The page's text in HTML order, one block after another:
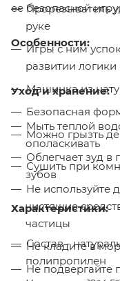
ее безопасной
Особенности:
Прорезыватель
руке
Игры с ним
развитии
Машинка из
Безопасная
Можно грызть
Облегчает зуд в
зубов
Уход и хранение:
Мыть теплой
ополаскивать
Сушить при
Не используйте
чистящие
частицы
Не кладите в
Не подвергайте
Характеристики:
Состав -
полипропилен